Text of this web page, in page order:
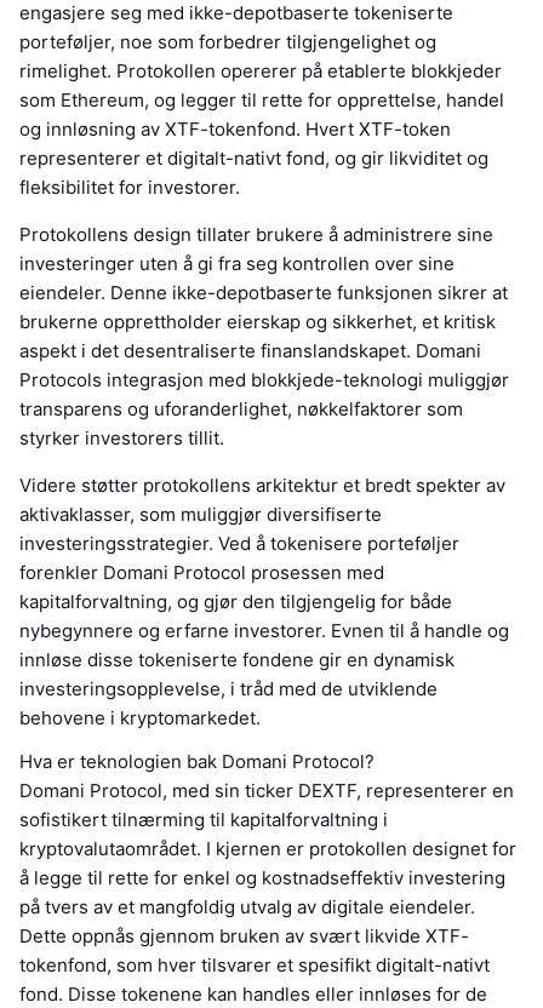
engasjere seg med ikke-depotbaserte tokeniserte
porteføljer, noe som forbedrer tilgjengelighet og
rimelighet. Protokollen opererer på etablerte blokkjeder
som Ethereum, og legger til rette for opprettelse, handel
og innløsning av XTF-tokenfond. Hvert XTF-token
representerer et digitalt-nativt fond, og gir likviditet og
fleksibilitet for investorer.
Protokollens design tillater brukere å administrere sine
investeringer uten å gi fra seg kontrollen over sine
eiendeler. Denne ikke-depotbaserte funksjonen sikrer at
brukerne opprettholder eierskap og sikkerhet, et kritisk
aspekt i det desentraliserte finanslandskapet. Domani
Protocols integrasjon med blokkjede-teknologi muliggjør
transparens og uforanderlighet, nøkkelfaktorer som
styrker investorers tillit.
Videre støtter protokollens arkitektur et bredt spekter av
aktivaklasser, som muliggjør diversifiserte
investeringsstrategier. Ved å tokenisere porteføljer
forenkler Domani Protocol prosessen med
kapitalforvaltning, og gjør den tilgjengelig for både
nybegynnere og erfarne investorer. Evnen til å handle og
innløse disse tokeniserte fondene gir en dynamisk
investeringsopplevelse, i tråd med de utviklende
behovene i kryptomarkedet.
Hva er teknologien bak Domani Protocol?
Domani Protocol, med sin ticker DEXTF, representerer en
sofistikert tilnærming til kapitalforvaltning i
kryptovalutaområdet. I kjernen er protokollen designet for
å legge til rette for enkel og kostnadseffektiv investering
på tvers av et mangfoldig utvalg av digitale eiendeler.
Dette oppnås gjennom bruken av svært likvide XTF-
tokenfond, som hver tilsvarer et spesifikt digitalt-nativt
fond. Disse tokenene kan handles eller innløses for de